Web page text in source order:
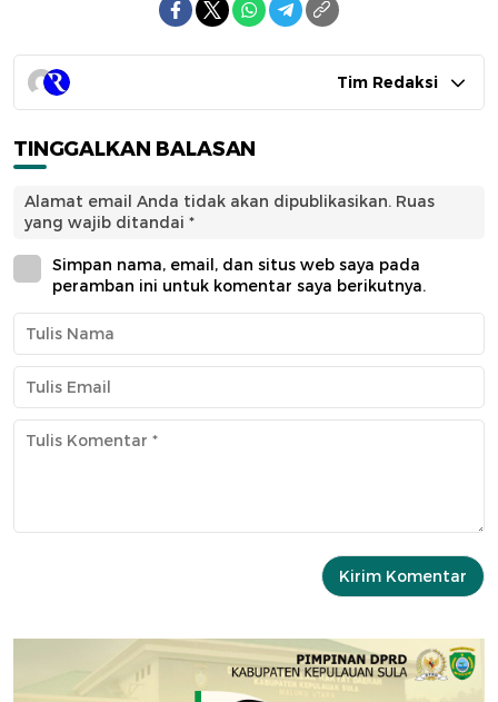
Tim Redaksi
TINGGALKAN BALASAN
Alamat email Anda tidak akan dipublikasikan. Ruas
yang wajib ditandai *
Simpan nama, email, dan situs web saya pada
peramban ini untuk komentar saya berikutnya.